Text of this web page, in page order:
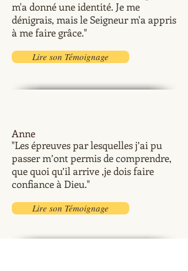
m'a donné une identité. Je me
dénigrais, mais le Seigneur m'a appris
à me faire grâce."
Lire son Témoignage
Anne
"Les épreuves par lesquelles j’ai pu
passer m’ont permis de comprendre,
que quoi qu’il arrive ,je dois faire
confiance à Dieu."
Lire son Témoignage